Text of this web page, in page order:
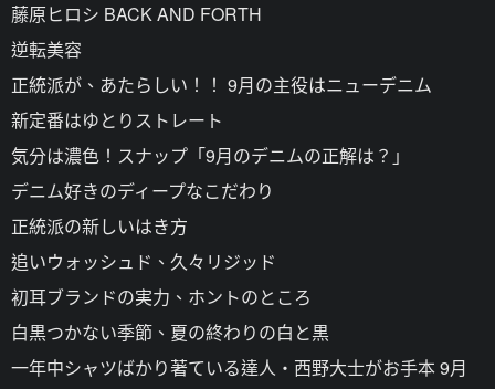
藤原ヒロシ BACK AND FORTH
逆転美容
正統派が、あたらしい！！ 9月の主役はニューデニム
新定番はゆとりストレート
気分は濃色！スナップ「9月のデニムの正解は？」
デニム好きのディープなこだわり
正統派の新しいはき方
追いウォッシュド、久々リジッド
初耳ブランドの実力、ホントのところ
白黒つかない季節、夏の終わりの白と黒
一年中シャツばかり著ている達人・西野大士がお手本 9月